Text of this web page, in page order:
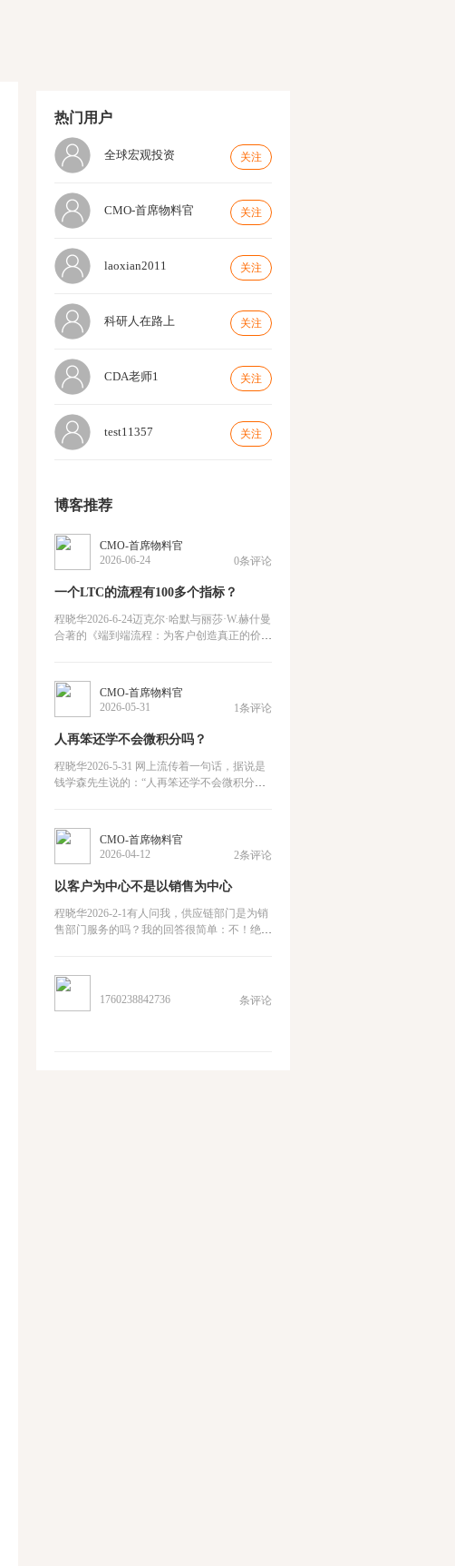
热门用户
全球宏观投资 关注
CMO-首席物料官 关注
laoxian2011 关注
科研人在路上 关注
CDA老师1 关注
test11357 关注
博客推荐
CMO-首席物料官
2026-06-24
0条评论
一个LTC的流程有100多个指标？
程晓华2026-6-24迈克尔·哈默与丽莎·W.赫什曼
合著的《端到端流程：为客户创造真正的价值
Cash，简称LTC，从线索到现金），他们竟然
有100多个KPI指标。作者还说了，“不要被这
个数字震惊。指标并非是被随机挑选出来的，
每个被选中的指标都是因为它会影响到米其林
CMO-首席物料官
2026-05-31
1条评论
人再笨还学不会微积分吗？
程晓华2026-5-31 网上流传着一句话，据说是
钱学森先生说的：“人再笨还学不会微积分
父亲根本就没有说过这句话。其实，无论这句
话是谁说的，我就是那种比“再笨”还笨的人。
因为我上大学的时候压根儿就没有搞明白微积
分到底是怎么回事。直到现在，大言不惭地一
譬如，求个简单的导数，做个
CMO-首席物料官
2026-04-12
2条评论
以客户为中心不是以销售为中心
程晓华2026-2-1有人问我，供应链部门是为销
售部门服务的吗？我的回答很简单：不！绝对
导以客户为中心（Customer Centric），但以客
户为中心并不等于以销售为中心。尽管，一直
以来，很多公司的销售经理们就是这么认为
1760238842736 条评论